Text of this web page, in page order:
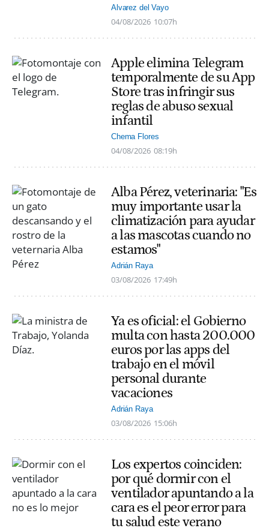
Alvarez del Vayo
04/08/2026 10:07h
Apple elimina Telegram
temporalmente de su App
Store tras infringir sus
reglas de abuso sexual
infantil
Chema Flores
04/08/2026 08:19h
Alba Pérez, veterinaria: "Es
muy importante usar la
climatización para ayudar
a las mascotas cuando no
estamos"
Adrián Raya
03/08/2026 17:49h
Ya es oficial: el Gobierno
multa con hasta 200.000
euros por las apps del
trabajo en el móvil
personal durante
vacaciones
Adrián Raya
03/08/2026 15:06h
Los expertos coinciden:
por qué dormir con el
ventilador apuntando a la
cara es el peor error para
tu salud este verano